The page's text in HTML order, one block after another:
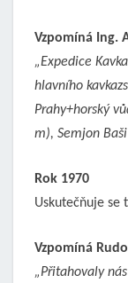
Vzpomíná Ing.
„Expedice
hlavního
Prahy+horský
m), Semjon
Rok 1970
Uskutečňuje se
Vzpomíná
„Přitahovaly